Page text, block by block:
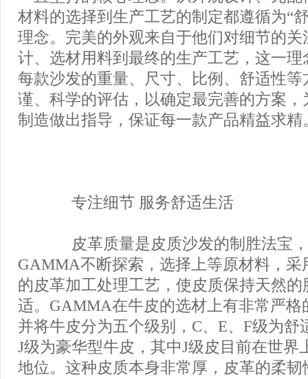
材料的选择到生产工艺的制定都遵循为“
理念。完美的外观来自于他们对细节的关
计、选材用料到最终的生产工艺，这一理
每款沙发的重量、尺寸、比例、舒适性等
谨、科学的评估，以确定最完善的方案，
制造做出指导，保证每一款产品精益求精
专注细节 服务舒适生活
皮革质量是皮质沙发的制胜法宝，
GAMMA不断探索，选择上等原材料，采
的皮革加工处理工艺，使皮质保持天然的
适。GAMMA在牛皮的选材上有非常严格
并将牛皮分为五个级别，C、E、F级为舒
J级为豪华型牛皮，其中J级皮目前在世界
地位。这种皮质本身非常厚，皮革的柔韧